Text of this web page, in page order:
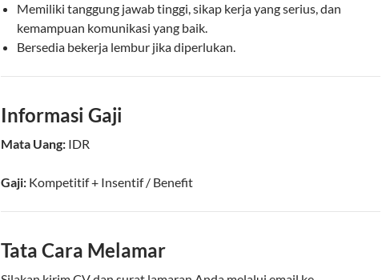
Memiliki tanggung jawab tinggi, sikap kerja yang serius, dan
kemampuan komunikasi yang baik.
Bersedia bekerja lembur jika diperlukan.
Informasi Gaji
Mata Uang: IDR
Gaji: Kompetitif+ Insentif / Benefit
Tata Cara Melamar